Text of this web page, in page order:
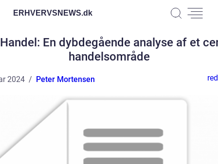
ERHVERVSNEWS.dk
En dybdegående analyse af et
handelsområde
2024 Peter Mortensen